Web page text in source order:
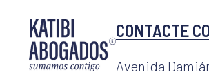
CONTACTE
Avenida